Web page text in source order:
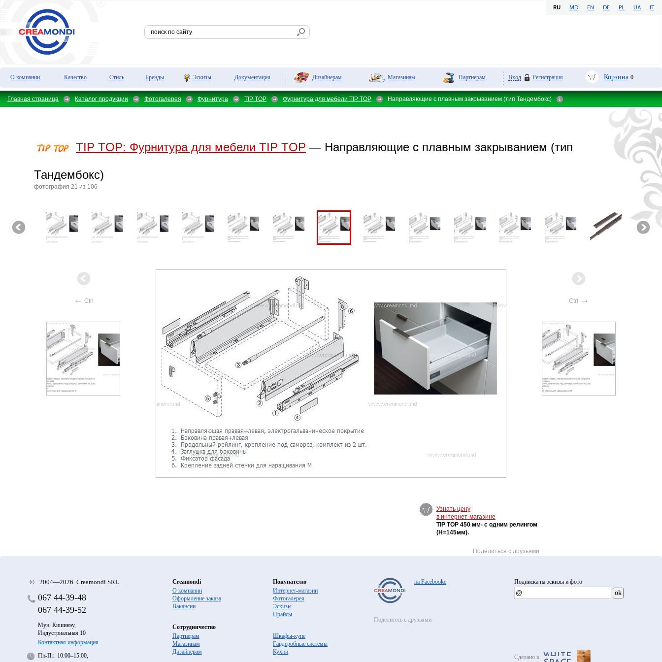
RU MD EN DE PL UA IT
О компании Качество Стиль Бренды Эскизы Документация Дизайнерам Магазинам Партнерам Вход Регистрация Корзина 0
Главная страница Каталог продукции Фотогалерея Фурнитура TIP TOP Фурнитура для мебели TIP TOP Направляющие с плавным закрыванием (тип Тандембокс)
TIP TOP: Фурнитура для мебели TIP TOP — Направляющие с плавным закрыванием (тип
Тандембокс)
фотография 21 из 106
← Ctrl Ctrl →
Узнать цену
в интернет-магазине
TIP TOP 450 мм- с одним релингом
(Н=145мм).
Поделиться с друзьями
© 2004—2026 Creamondi SRL
067 44-39-48
067 44-39-52
Мун. Кишинэу,
Индустриальная 10
Контактная информация
Пн-Пт: 10:00–15:00,
Creamondi
О компании
Оформление заказа
Вакансии
Покупателю
Интернет-магазин
Фотогалерея
Эскизы
Прайсы
Сотрудничество
Партнерам
Магазинам
Дизайнерам
Шкафы-купе
Гардеробные системы
Кухни
на Facebooke
Поделитесь с друзьями
Подписка на эскизы и фото
Сделано в